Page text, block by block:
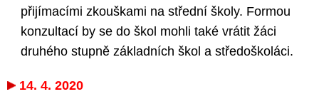
přijímacími zkouškami na střední školy. Formou
konzultací by se do škol mohli také vrátit žáci
druhého stupně základních škol a středoškoláci.
14. 4. 2020